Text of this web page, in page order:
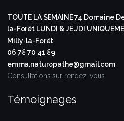
TOUTE LA SEMAINE74 Domaine
la-Forêt LUNDI & JEUDI
Milly-la-Forêt
06 78 70 41 89
emma.naturopathe@gmail.com
Consultations sur rendez-vous
Témoignages